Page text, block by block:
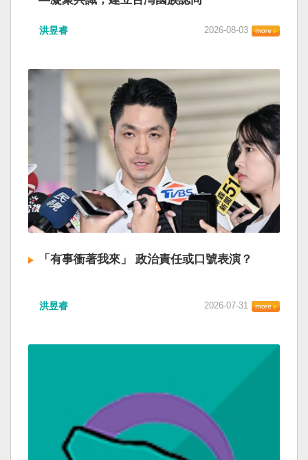
洪昱睿 2026-08-03
「有事衝著我來」 政治責任或口號表演？
洪昱睿 2026-07-31